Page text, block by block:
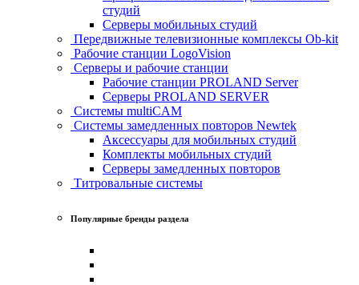
студий
Серверы мобильных студий
Передвижные телевизионные комплексы Ob-kit
Рабочие станции LogoVision
Серверы и рабочие станции
Рабочие станции PROLAND Server
Серверы PROLAND SERVER
Системы multiCAM
Системы замедленных повторов Newtek
Аксессуары для мобильных студий
Комплекты мобильных студий
Серверы замедленных повторов
Титровальные системы
Популярные бренды раздела